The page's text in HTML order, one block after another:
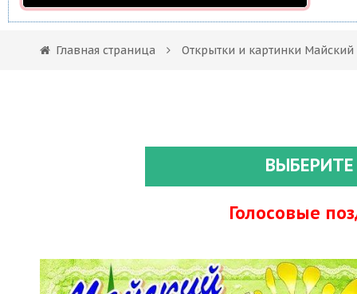
Главная страница Открытки и картинки Майский
Голосовые